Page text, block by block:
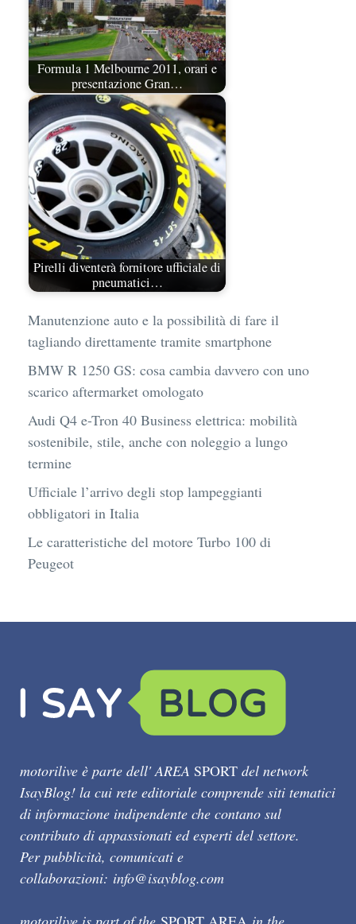
Formula 1 Melbourne 2011, orari e
presentazione Gran…
Pirelli diventerà fornitore ufficiale di
pneumatici…
Manutenzione auto e la possibilità di fare il
tagliando direttamente tramite smartphone
BMW R 1250 GS: cosa cambia davvero con uno
scarico aftermarket omologato
Audi Q4 e-Tron 40 Business elettrica: mobilità
sostenibile, stile, anche con noleggio a lungo
termine
Ufficiale l’arrivo degli stop lampeggianti
obbligatori in Italia
Le caratteristiche del motore Turbo 100 di
Peugeot
motorilive è parte dell' AREA SPORT del network
IsayBlog! la cui rete editoriale comprende siti tematici
di informazione indipendente che contano sul
contributo di appassionati ed esperti del settore.
Per pubblicità, comunicati e
collaborazioni: info@isayblog.com